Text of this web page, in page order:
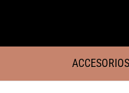
ACCESORIOS